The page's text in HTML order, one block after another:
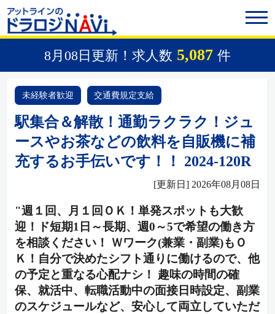
8月08日更新！求人数 5,087 件
未経験者歓迎 交通費規定支給
駅集合＆解散！通勤ラクラク！ジュ
ースやお茶などの飲料を自販機に補
充するお手伝いです！！ 2024-120R
[更新日] 2026年08月08日
"週１回、月１回ＯＫ！単発スポットも大歓
迎！ド短期1日～長期、週0～5で希望の働き方
を相談ください！ Ｗワーク(兼業・副業)もＯ
Ｋ！自分で決めたシフト通りに働けるので、他
の予定と重なる心配ナシ！ 趣味の時間の確
保、就活中、転職活動中の面接日時設定、副業
のスケジュールなど、安心して両立していただ